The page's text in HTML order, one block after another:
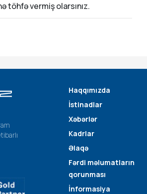
töhfə vermiş olarsınız.
Haqqımızda
İstinadlar
Xəbərlər
Kadrlar
Əlaqə
Fərdi məlumatların
qorunması
İnformasiya